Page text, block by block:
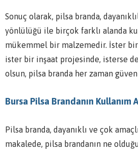
Sonuç olarak, pilsa branda,
yönlülüğü ile birçok farklı alanda
mükemmel bir malzemedir. İster
ister bir inşaat projesinde, isterse
olsun, pilsa branda her zaman
Bursa Pilsa Brandanın Kullanım
Pilsa branda, dayanıklı ve çok
makalede, pilsa brandanın ne